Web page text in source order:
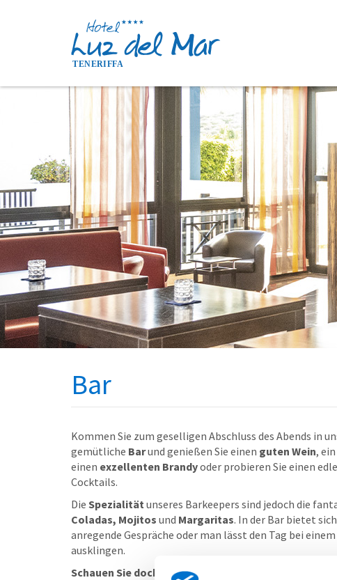
Bar
Kommen Sie zum geselligen Abschluss des Abends in
gemütliche Barund genießen Sie einen guten Wein,
einen exzellenten Brandyoder probieren Sie einen
Cocktails.
Die Spezialität unseres Barkeepers sind jedoch die
Coladas, Mojitos und Margaritas. In der Bar bietet
anregende Gespräche oder man lässt den Tag bei
ausklingen.
Schauen Sie doch schon einmal in unsere Cocktail-